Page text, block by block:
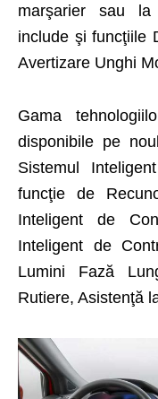
marşarier sau la
include şi funcţiile
Avertizare Unghi
Gama
disponibile pe
Sistemul
funcţie de
Inteligent de
Inteligent de
Lumini Fază
Rutiere, Asistenţă